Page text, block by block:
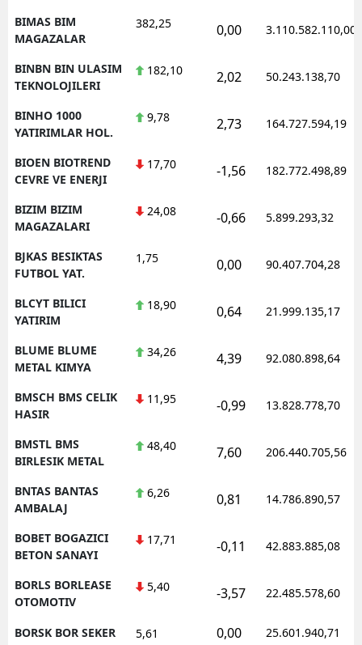
BIMAS BIM
MAGAZALAR
382,25 0,00 3.110.582.110,00
BINBN BIN ULASIM
TEKNOLOJILERI
182,10 2,02 50.243.138,70
BINHO 1000
YATIRIMLAR HOL.
9,78 2,73 164.727.594,19
BIOEN BIOTREND
CEVRE VE ENERJI
17,70 -1,56 182.772.498,89
BIZIM BIZIM
MAGAZALARI
24,08 -0,66 5.899.293,32
BJKAS BESIKTAS
FUTBOL YAT.
1,75 0,00 90.407.704,28
BLCYT BILICI
YATIRIM
18,90 0,64 21.999.135,17
BLUME BLUME
METAL KIMYA
34,26 4,39 92.080.898,64
BMSCH BMS CELIK
HASIR
11,95 -0,99 13.828.778,70
BMSTL BMS
BIRLESIK METAL
48,40 7,60 206.440.705,56
BNTAS BANTAS
AMBALAJ
6,26 0,81 14.786.890,57
BOBET BOGAZICI
BETON SANAYI
17,71 -0,11 42.883.885,08
BORLS BORLEASE
OTOMOTIV
5,40 -3,57 22.485.578,60
BORSK BOR SEKER 5,61 0,00 25.601.940,71